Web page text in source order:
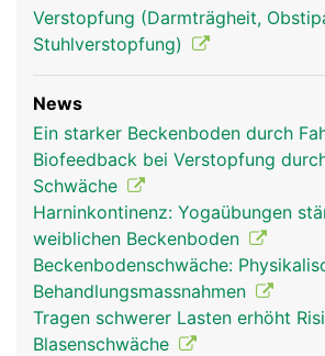
Verstopfung (Darmträgheit,
Stuhlverstopfung)
News
Ein starker Beckenboden durch
Biofeedback bei Verstopfung
Schwäche
Harninkontinenz: Yogaübungen
weiblichen Beckenboden
Beckenbodenschwäche:
Behandlungsmassnahmen
Tragen schwerer Lasten erhöht
Blasenschwäche